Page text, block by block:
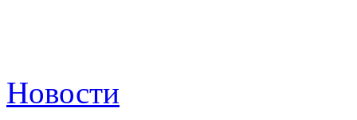
Новости